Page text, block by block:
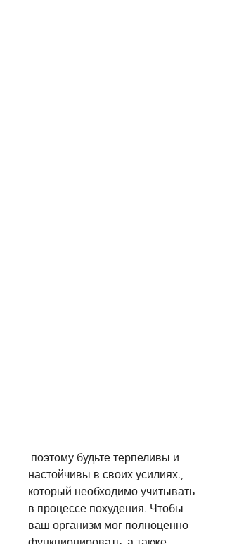
настойчивы в своих усилиях.,
который необходимо учитывать
в процессе похудения. Чтобы
ваш организм мог полноценно